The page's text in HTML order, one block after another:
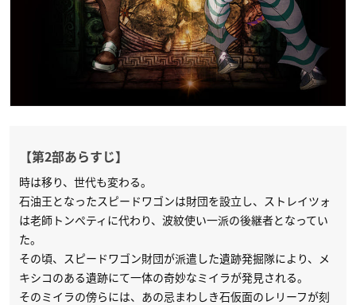
【第2部あらすじ】
時は移り、世代も変わる。
石油王となったスピードワゴンは財団を設立し、ストレイツォ
は老師トンぺティに代わり、波紋使い一派の後継者となってい
た。
その頃、スピードワゴン財団が派遣した遺跡発掘隊により、メ
キシコのある遺跡にて一体の奇妙なミイラが発見される。
そのミイラの傍らには、あの忌まわしき石仮面のレリーフが刻